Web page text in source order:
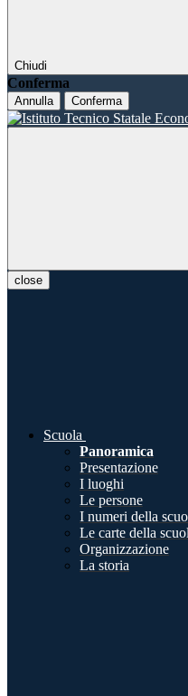
Chiudi
Conferma
Annulla Conferma
close
Scuola
Panoramica
Presentazione
I luoghi
Le persone
I numeri della
Le carte della
Organizzazione
La storia